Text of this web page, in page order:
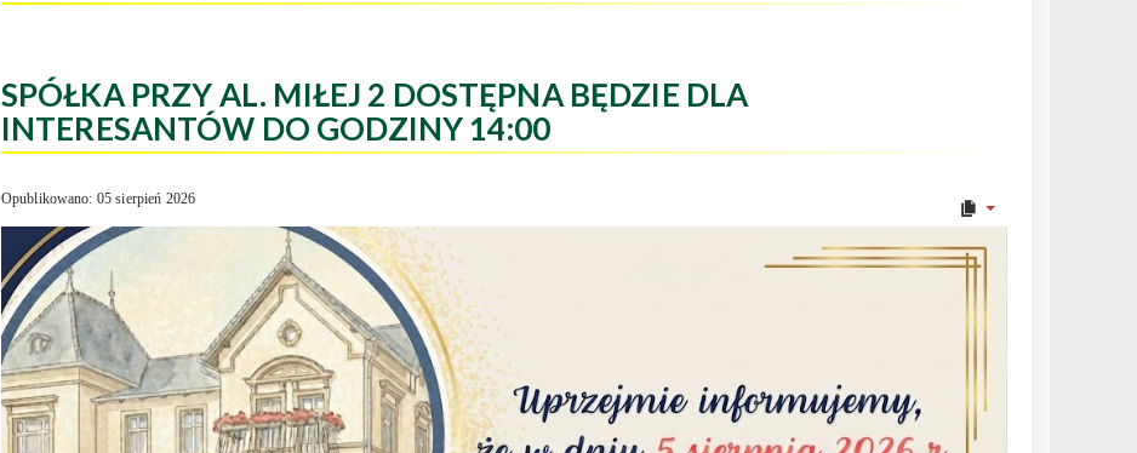
SPÓŁKA PRZY AL. MIŁEJ 2 DOSTĘPNA BĘDZIE DLA
INTERESANTÓW DO GODZINY 14:00
Opublikowano: 05 sierpień 2026